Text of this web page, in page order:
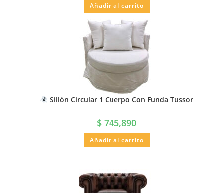
Añadir al carrito
Sillón Circular 1 Cuerpo Con Funda Tussor
$ 745,890
Añadir al carrito